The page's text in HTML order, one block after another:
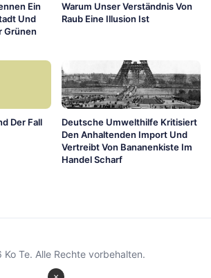
Ein
Und
Grünen
Warum Unser Verständnis Von
Raub Eine Illusion Ist
Der Fall
Deutsche Umwelthilfe Kritisiert
Den Anhaltenden Import Und
Vertreibt Von Bananenkiste Im
Handel Scharf
Te. Alle Rechte vorbehalten.